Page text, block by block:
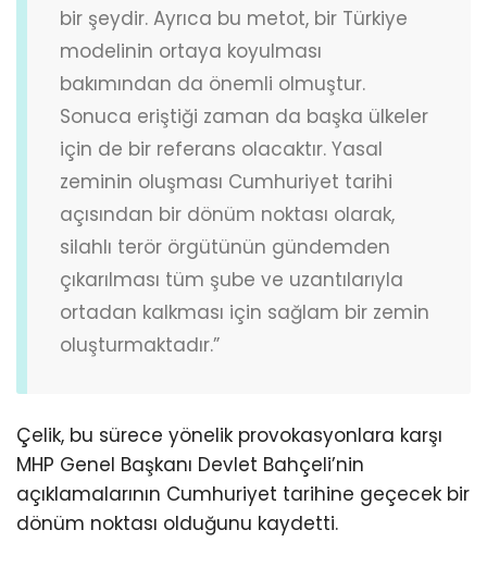
bir şeydir. Ayrıca bu metot, bir Türkiye
modelinin ortaya koyulması
bakımından da önemli olmuştur.
Sonuca eriştiği zaman da başka ülkeler
için de bir referans olacaktır. Yasal
zeminin oluşması Cumhuriyet tarihi
açısından bir dönüm noktası olarak,
silahlı terör örgütünün gündemden
çıkarılması tüm şube ve uzantılarıyla
ortadan kalkması için sağlam bir zemin
oluşturmaktadır.”
Çelik, bu sürece yönelik provokasyonlara karşı
MHP Genel Başkanı Devlet Bahçeli’nin
açıklamalarının Cumhuriyet tarihine geçecek bir
dönüm noktası olduğunu kaydetti.